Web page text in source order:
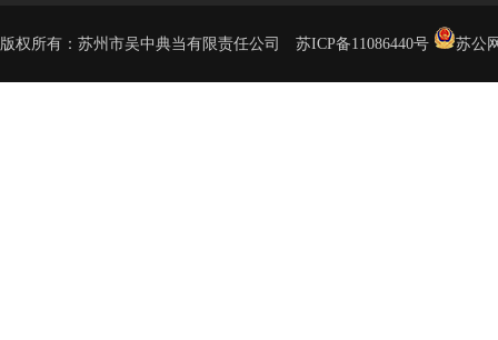
版权所有：苏州市吴中典当有限责任公司 苏ICP备11086440号 苏公